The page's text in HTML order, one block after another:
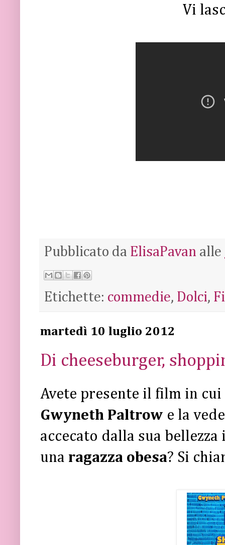
Vi
Pubblicato da ElisaPavan alle
Etichette: commedie, Dolci,
martedì 10 luglio 2012
Di cheeseburger,
Avete presente il film in cui
Gwyneth Paltrow e la
accecato dalla sua
una ragazza obesa? Si